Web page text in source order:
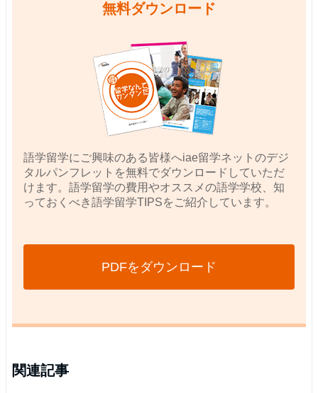
無料ダウンロード
語学留学にご興味のある皆様へiae留学ネットのデジ
タルパンフレットを無料でダウンロードしていただ
けます。語学留学の費用やオススメの語学学校、知
っておくべき語学留学TIPSをご紹介しています。
PDFをダウンロード
関連記事